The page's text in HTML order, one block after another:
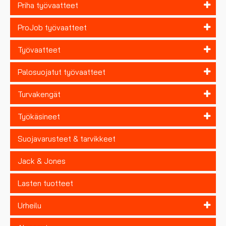
Priha työvaatteet
ProJob työvaatteet
Työvaatteet
Palosuojatut työvaatteet
Turvakengät
Työkäsineet
Suojavarusteet & tarvikkeet
Jack & Jones
Lasten tuotteet
Urheilu